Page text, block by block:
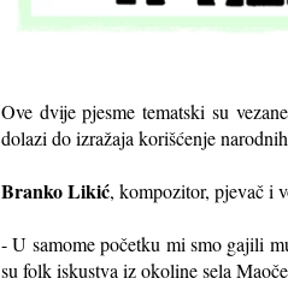
Ove dvije pjesme tematski su
dolazi do izražaja korišćenje
Branko Likić, kompozitor, pjevač i
- U samome početku mi smo gajili
su folk iskustva iz okoline sela